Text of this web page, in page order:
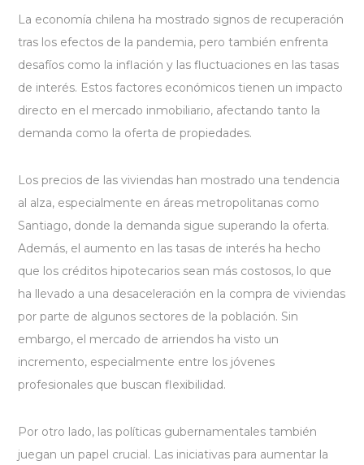
La economía chilena ha mostrado signos de recuperación
tras los efectos de la pandemia, pero también enfrenta
desafíos como la inflación y las fluctuaciones en las tasas
de interés. Estos factores económicos tienen un impacto
directo en el mercado inmobiliario, afectando tanto la
demanda como la oferta de propiedades.
Los precios de las viviendas han mostrado una tendencia
al alza, especialmente en áreas metropolitanas como
Santiago, donde la demanda sigue superando la oferta.
Además, el aumento en las tasas de interés ha hecho
que los créditos hipotecarios sean más costosos, lo que
ha llevado a una desaceleración en la compra de viviendas
por parte de algunos sectores de la población. Sin
embargo, el mercado de arriendos ha visto un
incremento, especialmente entre los jóvenes
profesionales que buscan flexibilidad.
Por otro lado, las políticas gubernamentales también
juegan un papel crucial. Las iniciativas para aumentar la